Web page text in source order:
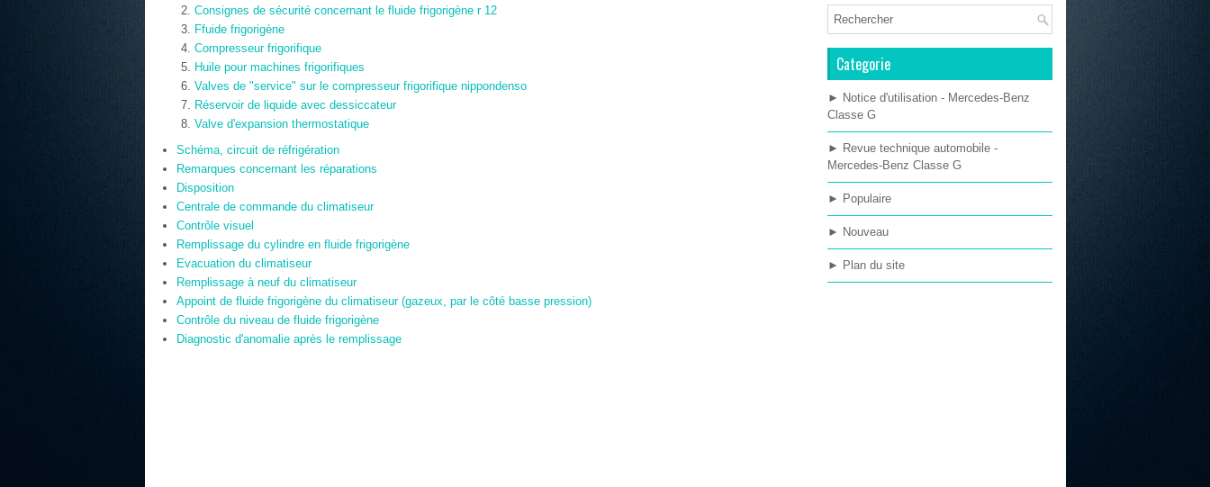
Consignes de sécurité concernant le fluide frigorigène r 12
Ffuide frigorigène
Compresseur frigorifique
Huile pour machines frigorifiques
Valves de "service" sur le compresseur frigorifique nippondenso
Réservoir de liquide avec dessiccateur
Valve d'expansion thermostatique
Schéma, circuit de réfrigération
Remarques concernant les réparations
Disposition
Centrale de commande du climatiseur
Contrôle visuel
Remplissage du cylindre en fluide frigorigène
Evacuation du climatiseur
Remplissage à neuf du climatiseur
Appoint de fluide frigorigène du climatiseur (gazeux, par le côté basse pression)
Contrôle du niveau de fluide frigorigène
Diagnostic d'anomalie après le remplissage
Categorie
► Notice d'utilisation - Mercedes-Benz
Classe G
► Revue technique automobile -
Mercedes-Benz Classe G
► Populaire
► Nouveau
► Plan du site